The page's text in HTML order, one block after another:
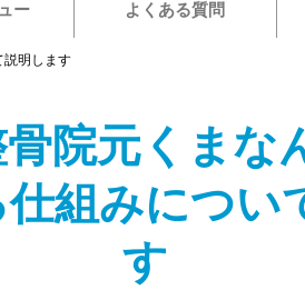
ー よくある質問
説明します
院元くまな
組みについ
す